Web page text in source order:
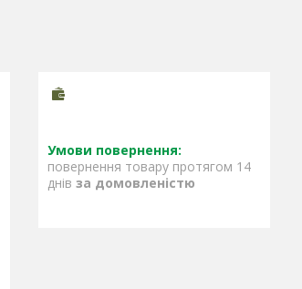
повернення товару протягом 14
днів за домовленістю